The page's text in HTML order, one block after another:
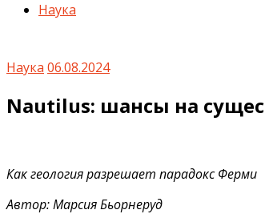
Наука
Наука 06.08.2024
Nautilus: шансы на
Как геология разрешает парадокс Ферми
Автор: Марсия Бьорнеруд